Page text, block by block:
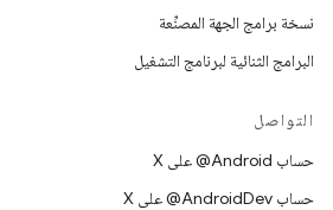
نسخة برامج الجهة المصنِّعة
البرامج الثنائية لبرنامج التشغيل
التواصل
حساب ‎@Android على X
حساب ‎@AndroidDev على X